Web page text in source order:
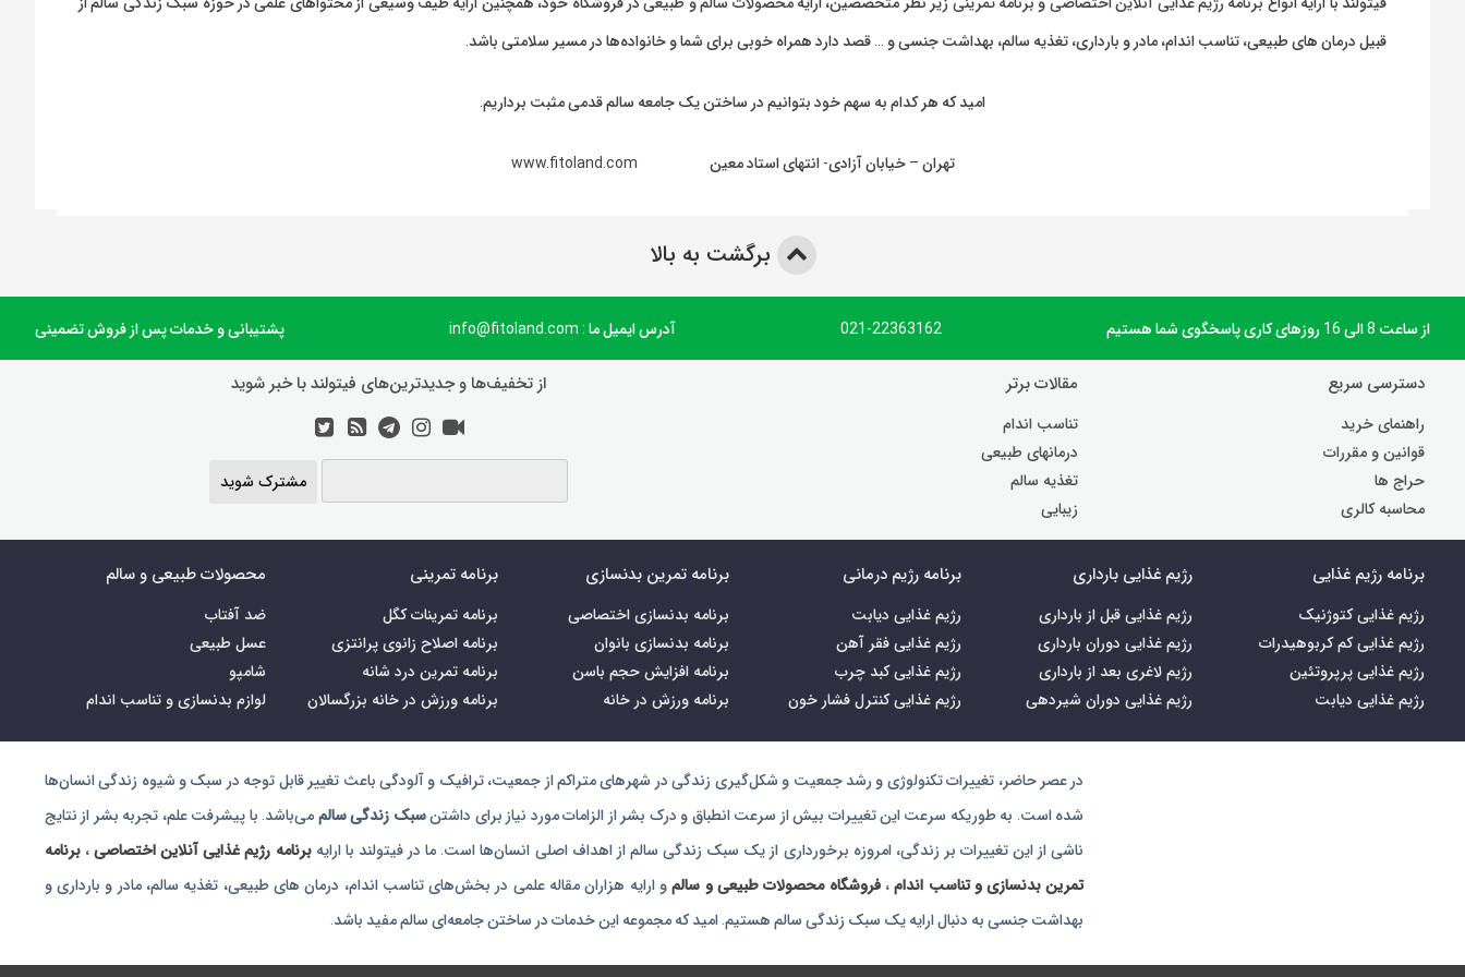
قبیل درمان های طبیعی، تناسب اندام، مادر و بارداری، تغذیه سالم، بهداشت جنسی و … قصد دارد همراه خوبی برای شما و خانواده‌ها در مسیر سلامتی باشد.
امید که هر کدام به سهم خود بتوانیم در ساختن یک جامعه سالم قدمی مثبت برداریم.
تهران – خیابان آزادی- انتهای استاد معین www.fitoland.com
برگشت به بالا
از ساعت 8 الی 16 روزهای کاری پاسخگوی شما هستیم 021-22363162 آدرس ایمیل ما : info@fitoland.com پشتیبانی و خدمات پس از فروش تضمینی
دسترسی سریع
راهنمای خرید
قوانین و مقررات
حراج ها
محاسبه کالری
مقالات برتر
تناسب اندام
درمانهای طبیعی
تغذیه سالم
زیبایی
از تخفیف‌ها و جدیدترین‌های فیتولند با خبر شوید
مشترک شوید
برنامه رژیم غذایی
رژیم غذایی کتوژنیک
رژیم غذایی کم کربوهیدرات
رژیم غذایی پرپروتئین
رژیم غذایی دیابت
رژیم غذایی بارداری
رژیم غذایی قبل از بارداری
رژیم غذایی دوران بارداری
رژیم لاغری بعد از بارداری
رژیم غذایی دوران شیردهی
برنامه رژیم درمانی
رژیم غذایی دیابت
رژیم غذایی فقر آهن
رژیم غذایی کبد چرب
رژیم غذایی کنترل فشار خون
برنامه تمرین بدنسازی
برنامه بدنسازی اختصاصی
برنامه بدنسازی بانوان
برنامه افزایش حجم باسن
برنامه ورزش در خانه
برنامه تمرینی
برنامه تمرینات کگل
برنامه اصلاح زانوی پرانتزی
برنامه تمرین درد شانه
برنامه ورزش در خانه بزرگسالان
محصولات طبیعی و سالم
ضد آفتاب
عسل طبیعی
شامپو
لوازم بدنسازی و تناسب اندام
در عصر حاضر،‌ تغییرات تکنولوژی و رشد جمعیت و شکل‌گیری زندگی‌ در شهرهای متراکم از جمعیت، ترافیک و آلودگی باعث تغییر قابل توجه در سبک و شیوه زندگی انسان‌ها
شده است. به طوریکه سرعت این تغییرات بیش از سرعت انطباق و درک بشر از الزامات مورد نیاز برای داشتنسبک زندگی سالم می‌باشد. با پیشرفت علم، تجربه بشر از نتایج
ناشی از این تغییرات بر زندگی، امروزه برخورداری از یک سبک زندگی سالم از اهداف اصلی انسان‌ها است. ما در فیتولند با ارایهبرنامه رژیم غذایی آنلاین اختصاصی،برنامه
تمرین بدنسازی و تناسب اندام،فروشگاه محصولات طبیعی و سالم و ارایه هزاران مقاله علمی در بخش‌های تناسب اندام، درمان های طبیعی، تغذیه سالم، مادر و بارداری و
بهداشت جنسی به دنبال ارایه یک سبک زندگی سالم هستیم. امید که مجموعه این خدمات در ساختن جامعه‌ای سالم مفید باشد.